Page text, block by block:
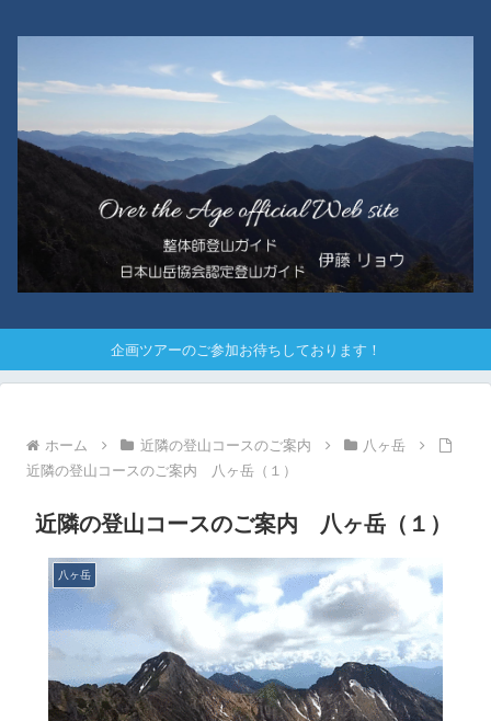
企画ツアーのご参加お待ちしております！
ホーム 近隣の登山コースのご案内
八ヶ岳
近隣の登山コースのご案内 八ヶ岳（１）
近隣の登山コースのご案内 八ヶ岳（１）
八ヶ岳